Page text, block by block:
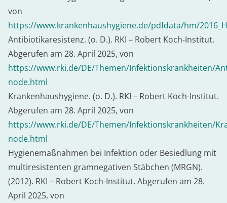
von
https://www.krankenhaushygiene.de/pdfdata/hm/
Antibiotika­resistenz. (o. D.). RKI – Robert Koch-Institut.
Abgerufen am 28. April 2025, von
https://www.rki.de/DE/Themen/Infektionskrankheiten/
node.html
Krankenhaushygiene. (o. D.). RKI – Robert Koch-Institut.
Abgerufen am 28. April 2025, von
https://www.rki.de/DE/Themen/Infektionskrankheiten/
node.html
Hygienemaßnahmen bei Infektion oder Besiedlung mit
multiresistenten gramnegativen Stäbchen (MRGN).
(2012). RKI – Robert Koch-Institut. Abgerufen am 28.
April 2025, von